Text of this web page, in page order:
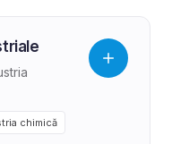
chimică